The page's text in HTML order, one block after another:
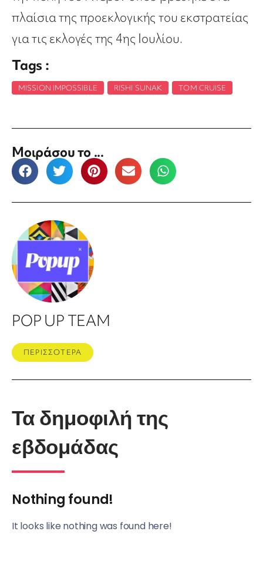
πλαίσια της προεκλογικής του εκστρατείας
για τις εκλογές της 4ης Ιουλίου.
Tags :
MISSION IMPOSSIBLE RISHI SUNAK TOM CRUISE
Μοιράσου το ...
POP UP TEAM
ΠΕΡΙΣΣΟΤΕΡΑ
Τα δημοφιλή της
εβδομάδας
Nothing found!
It looks like nothing was found here!